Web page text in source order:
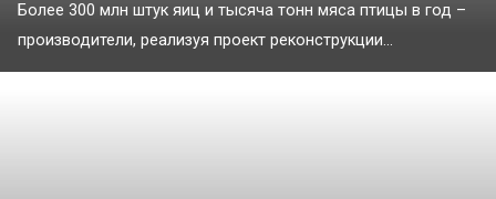
Более 300 млн штук яиц и тысяча тонн мяса птицы в год –
производители, реализуя проект реконструкции...